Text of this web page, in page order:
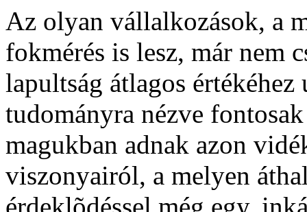
Az olyan vállalkozások, a
fokmérés is lesz, már nem
lapultság átlagos
tudományra nézve
magukban adnak azon
viszonyairól, a melyen
érdeklõdéssel még egy,